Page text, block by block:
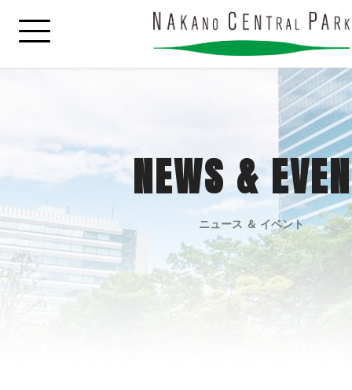
NEWS &
ニュース ＆ イベント